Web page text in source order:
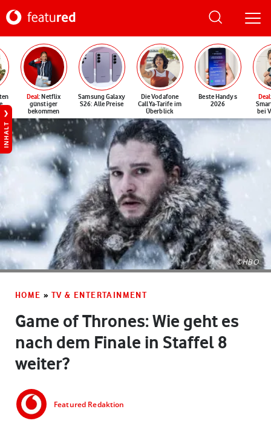
Deal: Netflix
günstiger
bekommen
Samsung Galaxy
S26: Alle Preise
Die Vodafone
CallYa-Tarife im
Überblick
Beste Handys
2026
Deal
bei
INHALT
©HBO
HOME » TV & ENTERTAINMENT
Game of Thrones: Wie geht es
nach dem Finale in Staffel 8
weiter?
Featured Redaktion